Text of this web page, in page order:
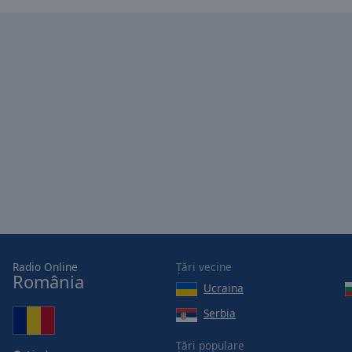
Radio Online
România
Țări vecine
Ucraina
Serbia
Țări populare